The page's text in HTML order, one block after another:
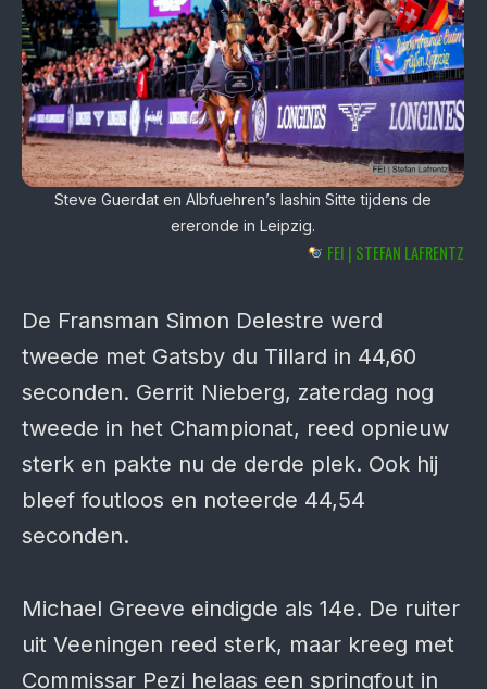
Steve Guerdat en Albfuehren’s Iashin Sitte tijdens de
ereronde in Leipzig.
FEI | STEFAN LAFRENTZ
De Fransman Simon Delestre werd
tweede met Gatsby du Tillard in 44,60
seconden. Gerrit Nieberg, zaterdag nog
tweede in het Championat, reed opnieuw
sterk en pakte nu de derde plek. Ook hij
bleef foutloos en noteerde 44,54
seconden.
Michael Greeve eindigde als 14e. De ruiter
uit Veeningen reed sterk, maar kreeg met
Commissar Pezi helaas een springfout in